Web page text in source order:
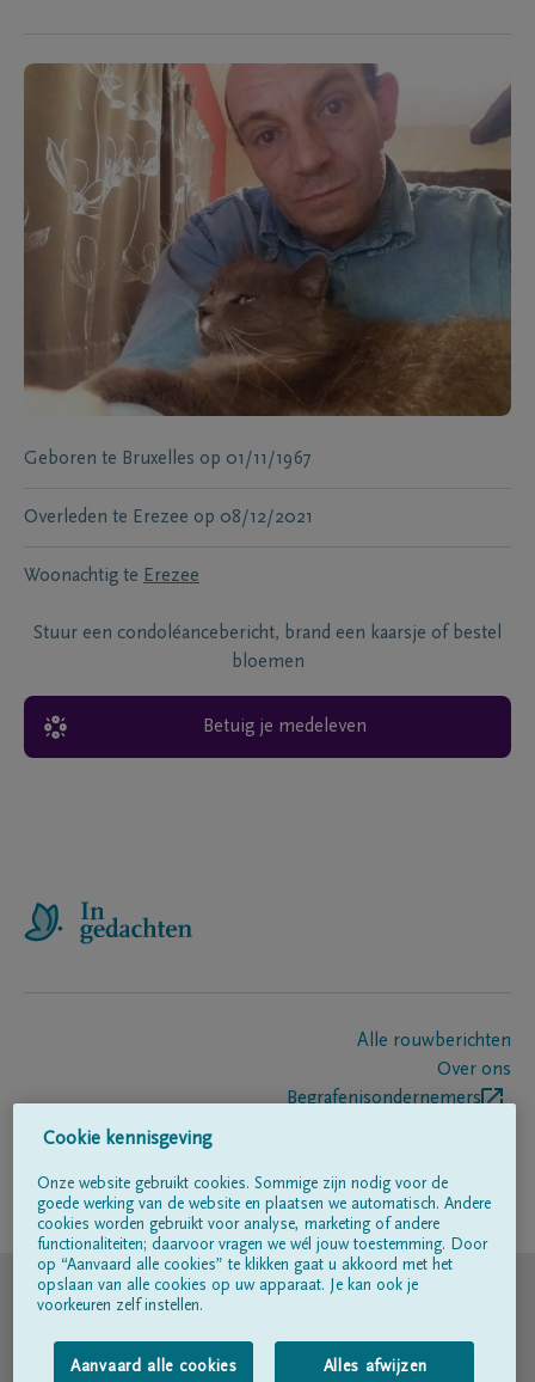
Geboren te Bruxelles op 01/11/1967
Overleden te Erezee op 08/12/2021
Woonachtig te Erezee
Stuur een condoléancebericht, brand een kaarsje of bestel
bloemen
Betuig je medeleven
Alle rouwberichten
Over ons
Begrafenisondernemers
Volg ons op
© DELA
Gebruiksvoorwaarden
Cookie kennisgeving
Onze website gebruikt cookies. Sommige zijn nodig voor de
goede werking van de website en plaatsen we automatisch. Andere
cookies worden gebruikt voor analyse, marketing of andere
functionaliteiten; daarvoor vragen we wél jouw toestemming. Door
op “Aanvaard alle cookies” te klikken gaat u akkoord met het
opslaan van alle cookies op uw apparaat. Je kan ook je
voorkeuren zelf instellen.
Aanvaard alle cookies Alles afwijzen